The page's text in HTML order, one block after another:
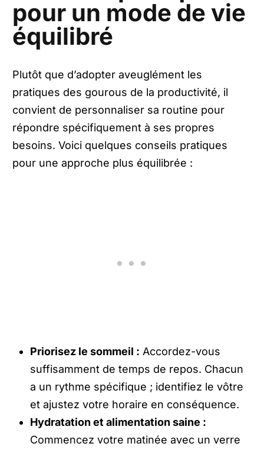
pour un mode de vie
équilibré
Plutôt que d’adopter aveuglément les
pratiques des gourous de la productivité, il
convient de personnaliser sa routine pour
répondre spécifiquement à ses propres
besoins. Voici quelques conseils pratiques
pour une approche plus équilibrée :
Priorisez le sommeil : Accordez-vous
suffisamment de temps de repos. Chacun
a un rythme spécifique ; identifiez le vôtre
et ajustez votre horaire en conséquence.
Hydratation et alimentation saine :
Commencez votre matinée avec un verre